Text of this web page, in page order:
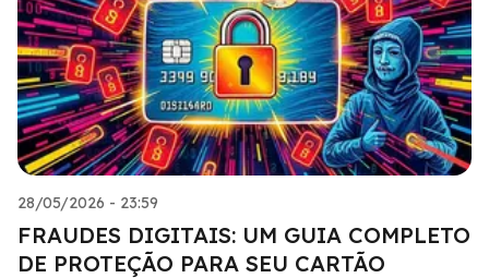
28/05/2026 - 23:59
FRAUDES DIGITAIS: UM GUIA COMPLETO
DE PROTEÇÃO PARA SEU CARTÃO